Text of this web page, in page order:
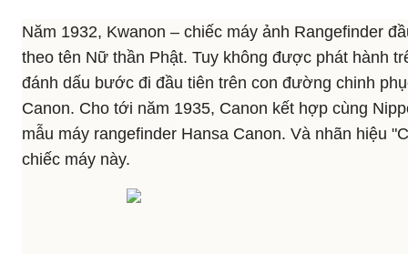
Năm 1932, Kwanon – chiếc máy ảnh Rangefinder
theo tên Nữ thần Phật. Tuy không được phát hành
đánh dấu bước đi đầu tiên trên con đường chinh
Canon. Cho tới năm 1935, Canon kết hợp cùng
mẫu máy rangefinder Hansa Canon. Và nhãn hiệu
chiếc máy này.